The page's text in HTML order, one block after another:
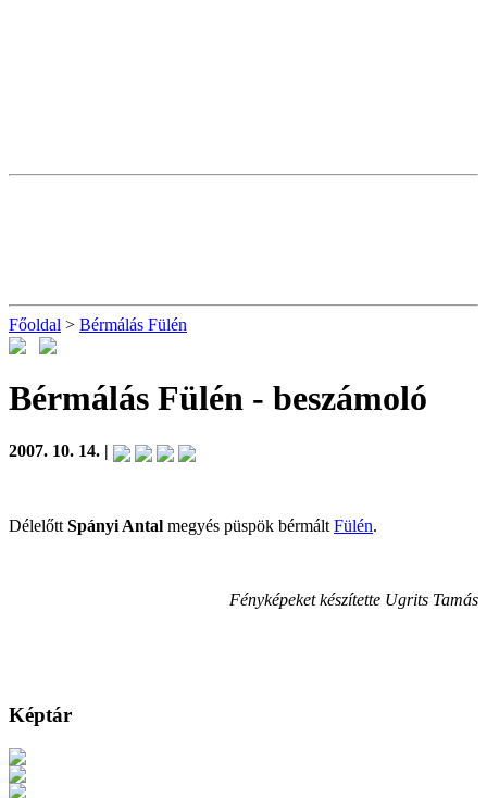
Főoldal > Bérmálás Fülén
Bérmálás Fülén - beszámoló
2007. 10. 14. |
Délelőtt Spányi Antal megyés püspök bérmált Fülén.
Fényképeket készítette Ugrits Tamás
Képtár